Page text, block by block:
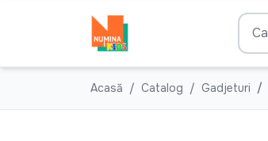
Acasă Catalog Gadjeturi